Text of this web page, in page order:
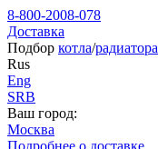
8-800-2008-078
Доставка
Подбор котла/радиатора
Rus
Eng
SRB
Ваш город:
Москва
Подробнее о доставке